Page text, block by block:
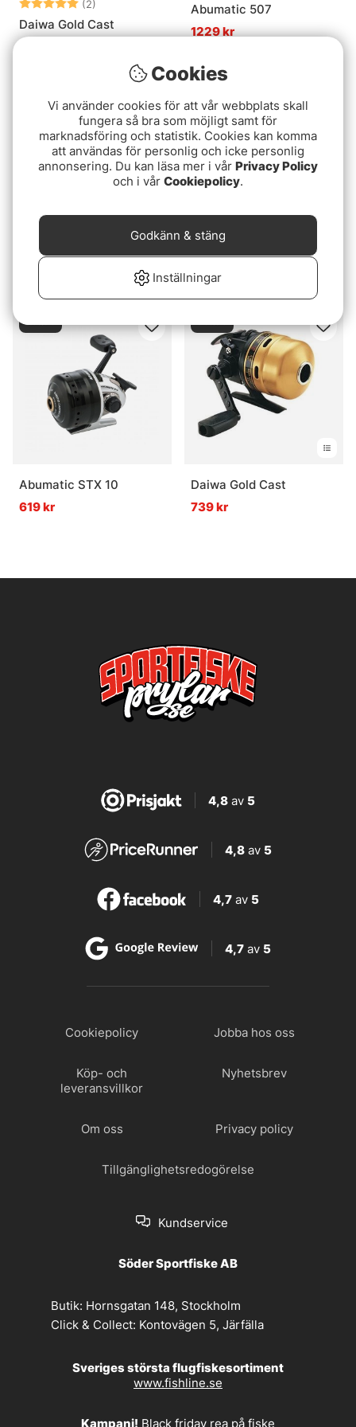
(2)
Daiwa Gold Cast
Abumatic 507
1229 kr
Abu Garcia Max PRO 10
Inkapslad
Slutsåld
Abu Garcia Max STX 10
559 kr
Abumatic STX 10
619 kr
Daiwa Gold Cast
739 kr
4,8av 5
4,8 av 5
4,7 av 5
4,7 av 5
Cookiepolicy Jobba hos oss
Köp- och
leveransvillkor
Nyhetsbrev
Om oss Privacy policy
Tillgänglighetsredogörelse
Kundservice
Söder Sportfiske AB
Butik: Hornsgatan 148, Stockholm
Click & Collect: Kontovägen 5, Järfälla
Sveriges största flugfiskesortiment
www.fishline.se
Kampanj! Black friday rea på fiske
Cookies
Vi använder cookies för att vår webbplats skall
fungera så bra som möjligt samt för
marknadsföring och statistik. Cookies kan komma
att användas för personlig och icke personlig
annonsering. Du kan läsa mer i vår Privacy Policy
och i vår Cookiepolicy.
Inställningar
Godkänn & stäng